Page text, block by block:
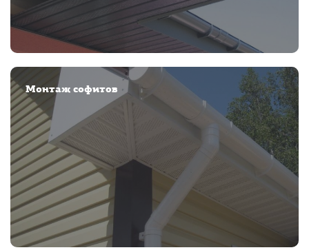
Монтаж софитов